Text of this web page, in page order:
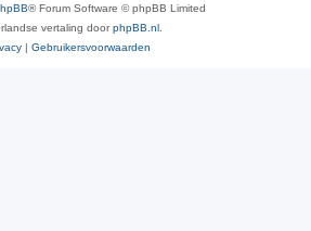
® Forum Software © phpBB Limited
vertaling doorphpBB.nl
| Gebruikersvoorwaarden